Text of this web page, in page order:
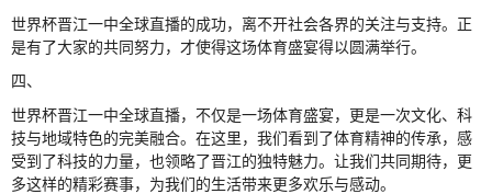
世界杯晋江一中全球直播的成功，离不开社会各界的关注与支持。正
是有了大家的共同努力，才使得这场体育盛宴得以圆满举行。
四、
世界杯晋江一中全球直播，不仅是一场体育盛宴，更是一次文化、科
技与地域特色的完美融合。在这里，我们看到了体育精神的传承，感
受到了科技的力量，也领略了晋江的独特魅力。让我们共同期待，更
多这样的精彩赛事，为我们的生活带来更多欢乐与感动。